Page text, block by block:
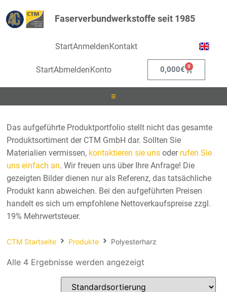
Faserverbundwerkstoffe seit 1985
StartAnmeldenKontakt
StartAbmelden Konto 0,000€ 0
Kleben
Beschichten
Fasern
Kernmaterial
Das aufgeführte Produktportfolio stellt nicht das gesamte
Produktsortiment der CTM GmbH dar. Sollten Sie
Materialien vermissen, kontaktieren sie uns oder rufen Sie
uns einfach an. Wir freuen uns über Ihre Anfrage! Die
gezeigten Bilder dienen nur als Referenz, das tatsächliche
Produkt kann abweichen. Bei den aufgeführten Preisen
handelt es sich um empfohlene Nettoverkaufspreise zzgl.
19% Mehrwertsteuer.
CTM Startseite Produkte Polyesterharz
Alle 4 Ergebnisse werden angezeigt